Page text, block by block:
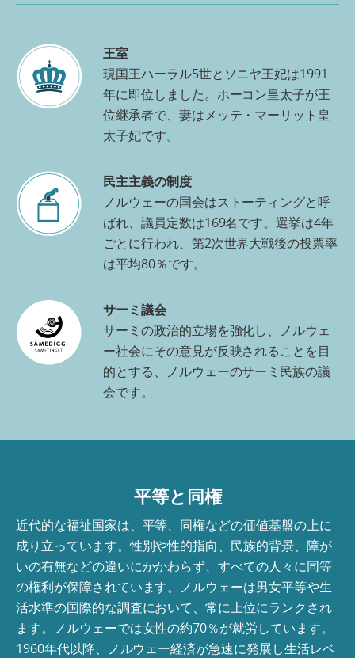
王室
現国王ハーラル5世とソニヤ王妃は1991
年に即位しました。ホーコン皇太子が王
位継承者で、妻はメッテ・マーリット皇
太子妃です。
民主主義の制度
ノルウェーの国会はストーティングと呼
ばれ、議員定数は169名です。選挙は4年
ごとに行われ、第2次世界大戦後の投票率
は平均80％です。
サーミ議会
サーミの政治的立場を強化し、ノルウェ
ー社会にその意見が反映されることを目
的とする、ノルウェーのサーミ民族の議
会です。
平等と同権
近代的な福祉国家は、平等、同権などの価値基盤の上に
成り立っています。性別や性的指向、民族的背景、障が
いの有無などの違いにかかわらず、すべての人々に同等
の権利が保障されています。ノルウェーは男女平等や生
活水準の国際的な調査において、常に上位にランクされ
ます。ノルウェーでは女性の約70％が就労しています。
1960年代以降、ノルウェー経済が急速に発展し生活レベ